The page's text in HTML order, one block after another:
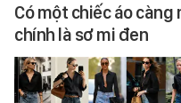
Có một chiếc áo
chính là sơ mi đen